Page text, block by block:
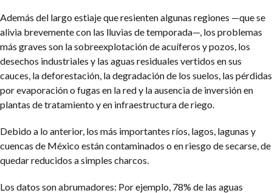
Además del largo estiaje que resienten algunas regiones —que se
alivia brevemente con las lluvias de temporada—, los problemas
más graves son la sobreexplotación de acuíferos y pozos, los
desechos industriales y las aguas residuales vertidos en sus
cauces, la deforestación, la degradación de los suelos, las pérdidas
por evaporación o fugas en la red y la ausencia de inversión en
plantas de tratamiento y en infraestructura de riego.
Debido a lo anterior, los más importantes ríos, lagos, lagunas y
cuencas de México están contaminados o en riesgo de secarse, de
quedar reducidos a simples charcos.
Los datos son abrumadores: Por ejemplo, 78% de las aguas